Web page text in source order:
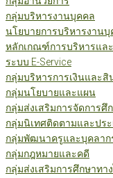
กลุ่มบริหารงานบุคคล
นโยบายการบริหารงานบุ
หลักเกณฑ์การบริหารแล
ระบบ E-Service
กลุ่มบริหารการเงินและสิ
กลุ่มนโยบายและแผน
กลุ่มส่งเสริมการจัดการศึ
กลุ่มนิเทศติดตามและปร
กลุ่มพัฒนาครูและบุคลาก
กลุ่มกฎหมายและคดี
กลุ่มส่งเสริมการศึกษาทา